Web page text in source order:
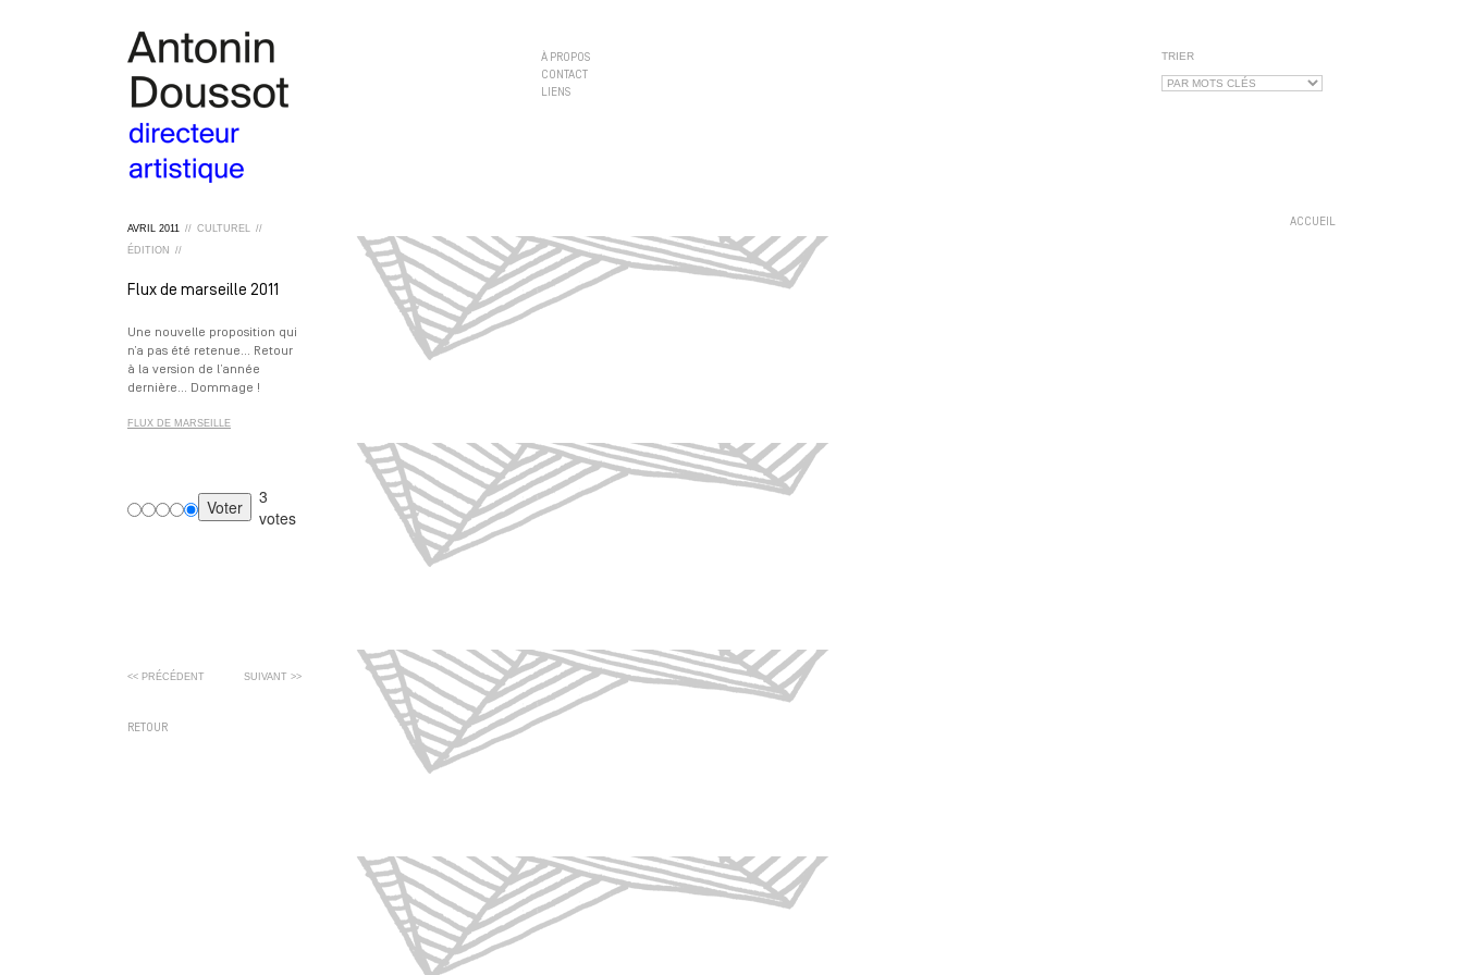
À PROPOS
CONTACT
LIENS
TRIER
ACCUEIL
AVRIL 2011 // CULTUREL //
ÉDITION
//
Flux de marseille 2011
Une nouvelle proposition qui
n’a pas été retenue… Retour
à la version de l’année
dernière… Dommage !
FLUX DE MARSEILLE
3
votes
<< PRÉCÉDENT SUIVANT >>
RETOUR